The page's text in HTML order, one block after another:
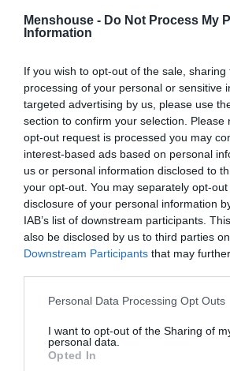
Menshouse - Do Not Process My
Information
If you wish to opt-out of the sale,
processing of your personal or sensitive
targeted advertising by us, please use
section to confirm your selection. Please
opt-out request is processed you may
interest-based ads based on personal
us or personal information disclosed to
your opt-out. You may separately opt-
disclosure of your personal information
IAB’s list of downstream participants.
also be disclosed by us to third parties
Downstream Participants that may
Personal Data Processing Opt Outs
I want to opt-out of the Sharing of
personal data.
Opted In
Κι αν θέλετε να κατανοήσετε ακόμα
μήνες «Τα Νέα» θα σας βοηθήσουν.
ρεπορτάζ της εφημερίδας 4 στους 10
περιοχής παίρνουν επιστροφή. Στη
τιμή του ηλεκτρικού με την
τα €200.000 ετησίως.